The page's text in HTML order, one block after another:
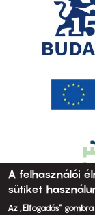
A felhasználói
sütiket
Az „Elfogadás”